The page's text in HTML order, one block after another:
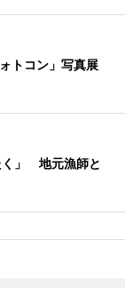
トコン」写真展
く」 地元漁師と